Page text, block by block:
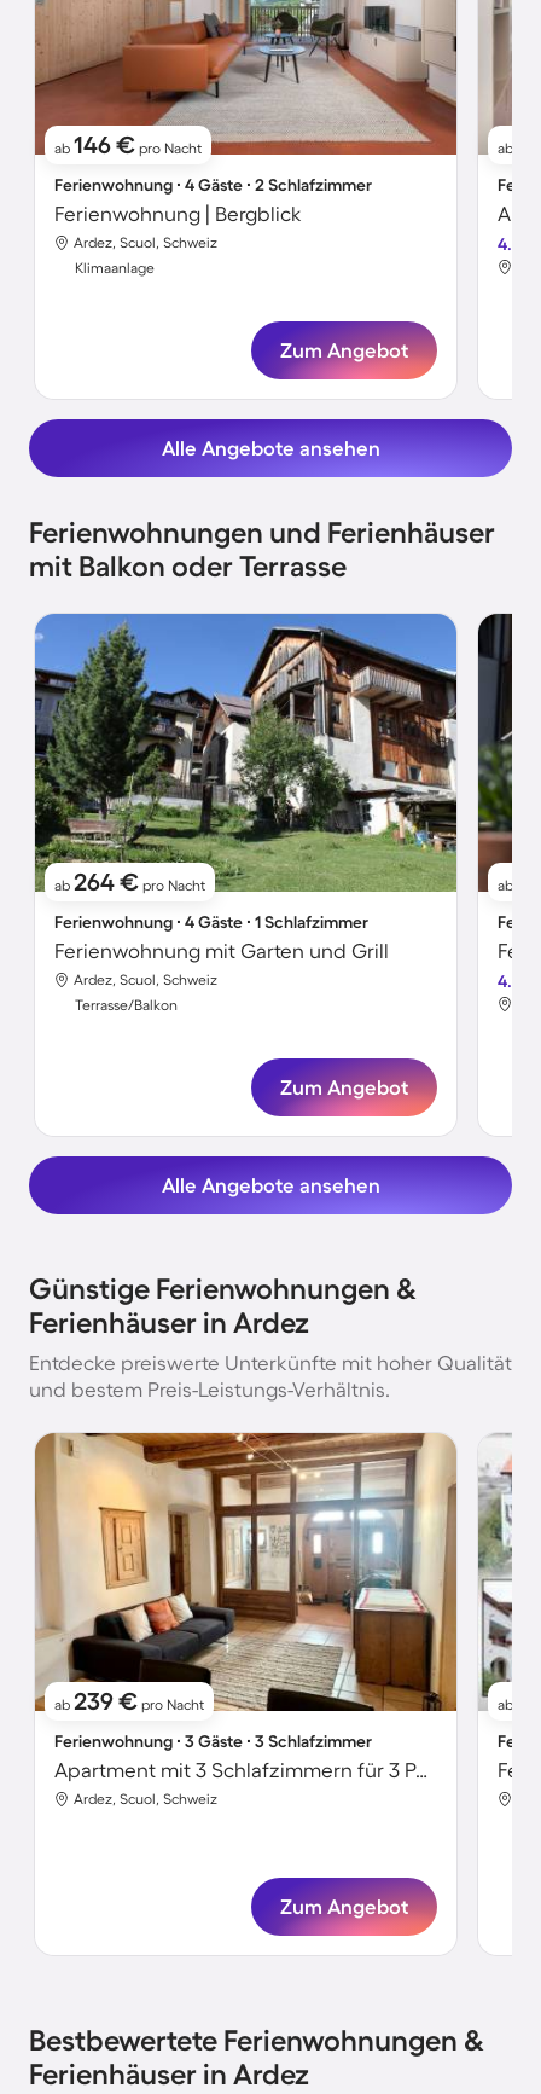
ab 146 € pro Nacht
Ferienwohnung ∙ 4 Gäste ∙ 2 Schlafzimmer
Ferienwohnung | Bergblick
Ardez, Scuol, Schweiz
Klimaanlage
Zum Angebot
ab
4.7
Alle Angebote ansehen
Ferienwohnungen und Ferienhäuser
mit Balkon oder Terrasse
ab 264 € pro Nacht
Ferienwohnung ∙ 4 Gäste ∙ 1 Schlafzimmer
Ferienwohnung mit Garten und Grill
Ardez, Scuol, Schweiz
Terrasse/Balkon
Zum Angebot
ab
4.3
Alle Angebote ansehen
Günstige Ferienwohnungen &
Ferienhäuser in Ardez
Entdecke preiswerte Unterkünfte mit hoher Qualität
und bestem Preis-Leistungs-Verhältnis.
ab 239 € pro Nacht
Ferienwohnung ∙ 3 Gäste ∙ 3 Schlafzimmer
Apartment mit 3 Schlafzimmern für 3 Personen
Ardez, Scuol, Schweiz
Zum Angebot
ab
Bestbewertete Ferienwohnungen &
Ferienhäuser in Ardez